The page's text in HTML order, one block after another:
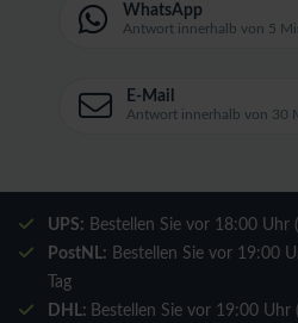
WhatsApp
Antwort innerhalb von 5
E-Mail
Antwort innerhalb von 30
UPS: Bestellen Sie vor 18:00 Uhr
PostNL: Bestellen Sie vor 19:00
Tag
DHL: Bestellen Sie vor 19:00 Uhr